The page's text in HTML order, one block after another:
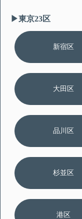
▶︎東京23区
新宿区
大田区
品川区
杉並区
港区